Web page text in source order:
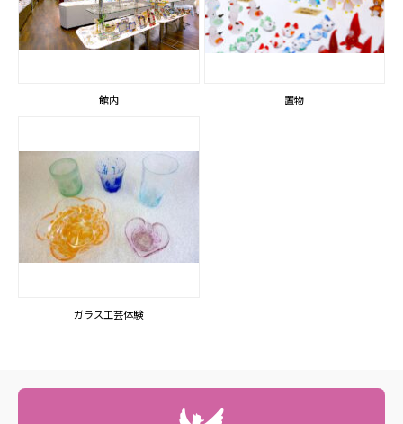
館内 置物
ガラス工芸体験